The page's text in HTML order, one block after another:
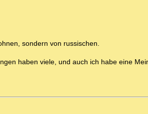
sondern von russischen.
haben viele, und auch ich habe eine